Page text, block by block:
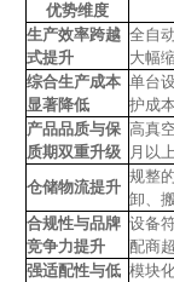
优势维度
生产效率跨越
式提升
全自
大幅
综合生产成本
显著降低
单台
护成
产品品质与保
质期双重升级
高真
月以
仓储物流提升
规整
卸、
合规性与品牌
竞争力提升
设备
配商
强适配性与低 模块